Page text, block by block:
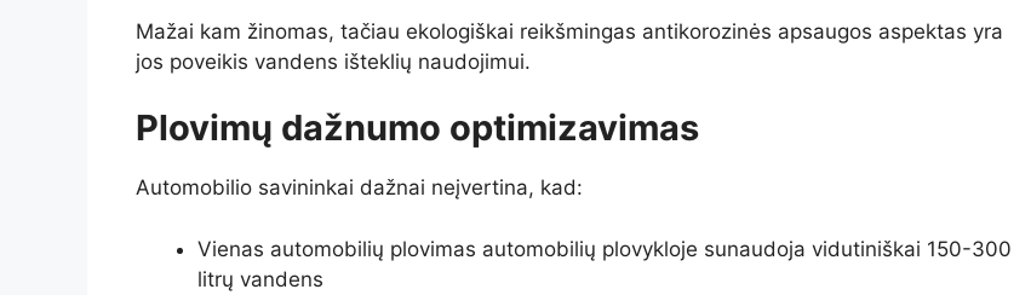
Mažai kam žinomas, tačiau ekologiškai reikšmingas antikorozinės apsaugos aspektas yra
jos poveikis vandens išteklių naudojimui.
Plovimų dažnumo optimizavimas
Automobilio savininkai dažnai neįvertina, kad:
Vienas automobilių plovimas automobilių plovykloje sunaudoja vidutiniškai 150-300
litrų vandens